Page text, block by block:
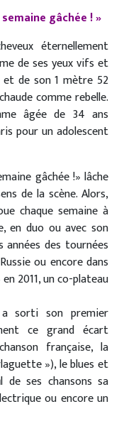
gâchée ! »
éternellement
de ses yeux vifs et
et de son 1 mètre 52
comme rebelle.
âgée de 34 ans
pour un adolescent
gâchée !» lâche
de la scène. Alors,
chaque semaine à
en duo ou avec son
des tournées
ou encore dans
2011, un co-plateau
a sorti son premier
ce grand écart
française, la
»), le blues et
de ses chansons sa
ou encore un